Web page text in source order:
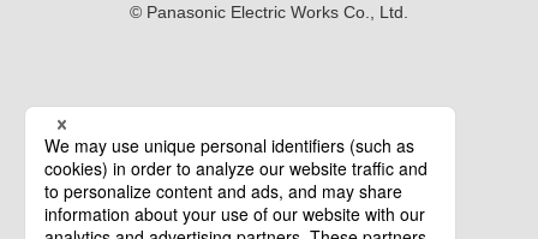
© Panasonic Electric Works Co., Ltd.